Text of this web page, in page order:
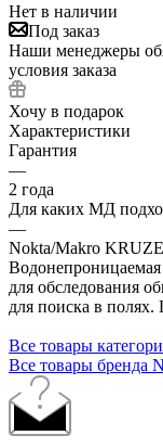
Нет в наличии
Под заказ
Наши менеджеры
условия заказа
Хочу в подарок
Характеристики
Гарантия
—
2 года
Для каких МД
—
Nokta/Makro
Водонепроницаемая
для обследования
для поиска в
Все товары
Все товары бренда